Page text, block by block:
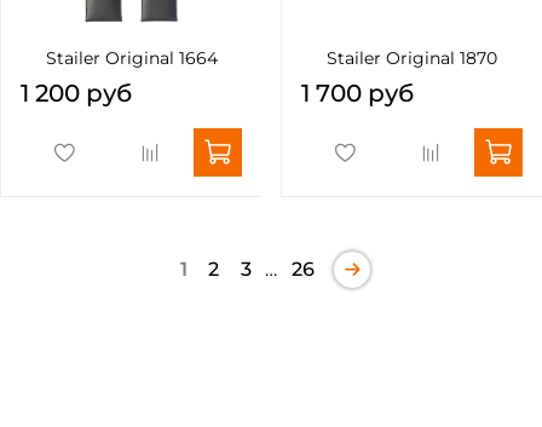
Stailer Original 1664
1 200 руб
Stailer Original 1870
1 700 руб
1 2 3 … 26